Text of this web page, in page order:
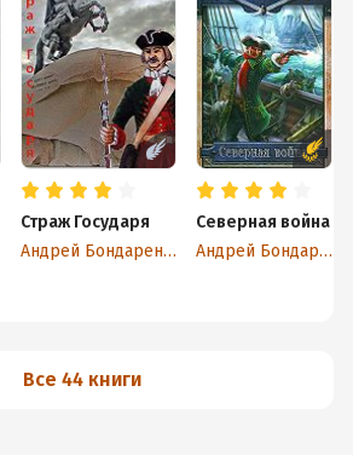
Страж Государя
Андрей Бондаренко
Северная война
Андрей Бондаренко
Все 44 книги